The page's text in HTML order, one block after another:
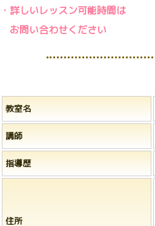
・詳しいレッスン可能時間は
お問い合わせください
教室名
講師
指導歴
住所